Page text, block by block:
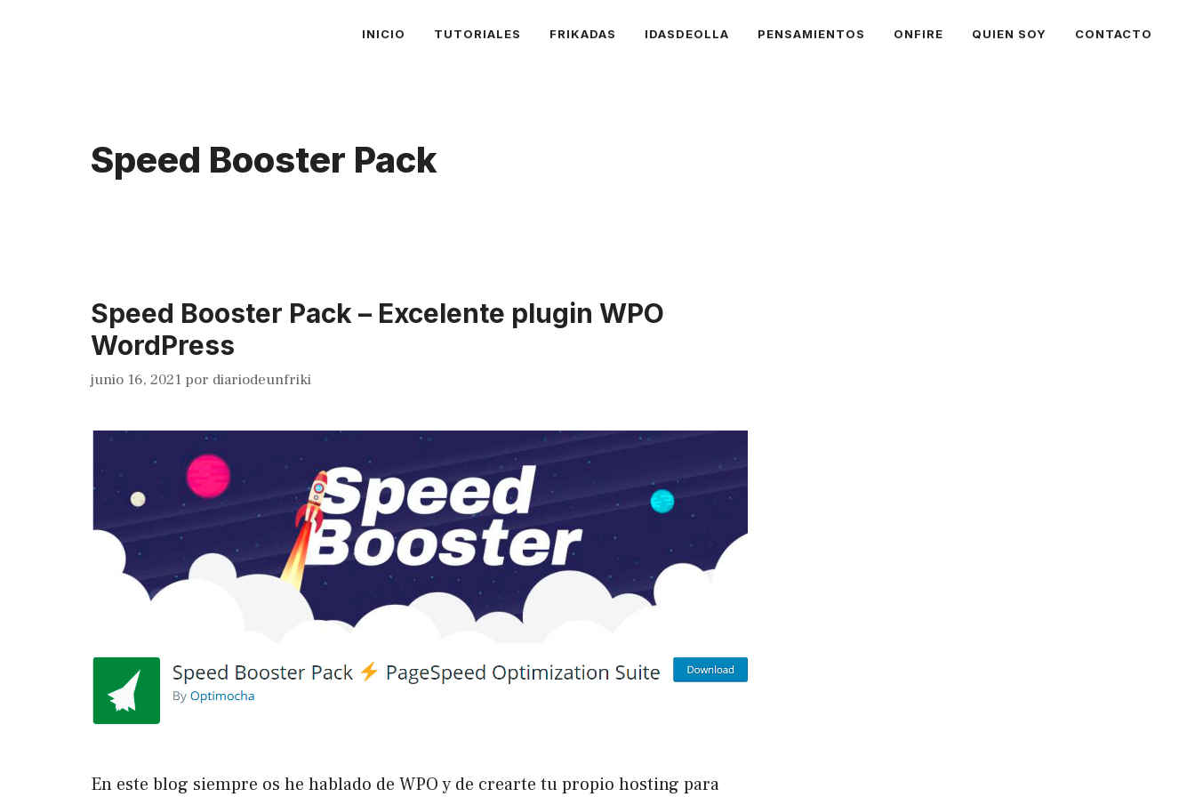
INICIO TUTORIALES FRIKADAS IDASDEOLLA PENSAMIENTOS ONFIRE QUIEN SOY CONTACTO
Speed Booster Pack
Speed Booster Pack – Excelente plugin WPO
WordPress
junio 16, 2021 por diariodeunfriki
En este blog siempre os he hablado de WPO y de crearte tu propio hosting para